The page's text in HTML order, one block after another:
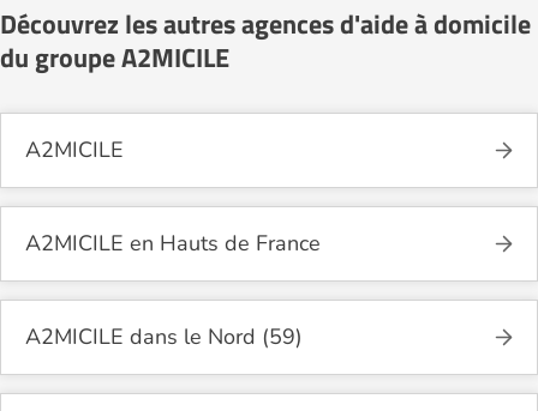
Découvrez les autres agences d'aide à domicile
du groupe A2MICILE
A2MICILE
A2MICILE en Hauts de France
A2MICILE dans le Nord (59)